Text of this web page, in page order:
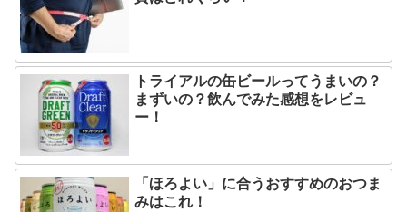
トライアルの缶ビールってうまいの？
まずいの？飲んでみた感想をレビュ
ー！
「ほろよい」に合うおすすめのおつま
みはこれ！